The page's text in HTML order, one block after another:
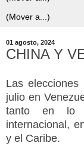
01 agosto, 2024
CHINA Y
Las
julio en
tanto en lo
internacional,
y el Caribe.